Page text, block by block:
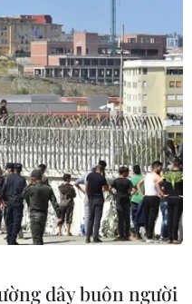
Kinh: Chỉ bán vé
lục
dây buôn người